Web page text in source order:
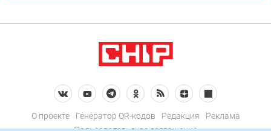
О проекте Генератор QR-кодов Редакция
Реклама